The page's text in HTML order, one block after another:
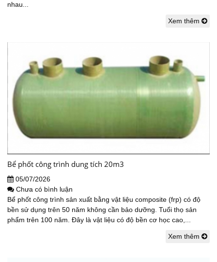
nhau...
Xem thêm
Bể phốt công trình dung tích 20m3
05/07/2026
Chưa có bình luận
Bể phốt công trình sản xuất bằng vật liệu composite (frp) có độ
bền sử dụng trên 50 năm không cần bảo dưỡng. Tuổi thọ sản
phẩm trên 100 năm. Đây là vật liệu có độ bền cơ học cao,...
Xem thêm